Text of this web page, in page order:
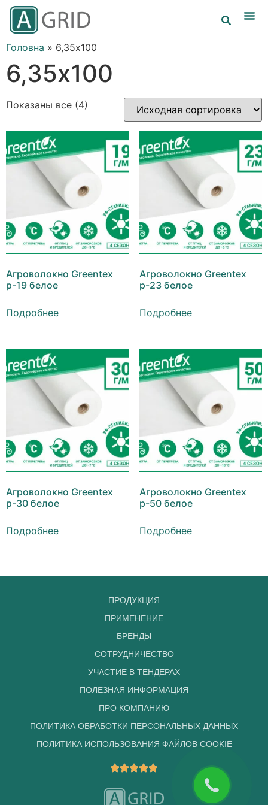
Головна » 6,35х100
6,35х100
Показаны все (4)
Агроволокно Greentex
р-19 белое
Подробнее
Агроволокно Greentex
р-23 белое
Подробнее
Агроволокно Greentex
р-30 белое
Подробнее
Агроволокно Greentex
р-50 белое
Подробнее
ПРОДУКЦИЯ
ПРИМЕНЕНИЕ
БРЕНДЫ
СОТРУДНИЧЕСТВО
УЧАСТИЕ В ТЕНДЕРАХ
ПОЛЕЗНАЯ ИНФОРМАЦИЯ
ПРО КОМПАНИЮ
ПОЛИТИКА ОБРАБОТКИ ПЕРСОНАЛЬНЫХ ДАННЫХ
ПОЛИТИКА ИСПОЛЬЗОВАНИЯ ФАЙЛОВ COOKIE